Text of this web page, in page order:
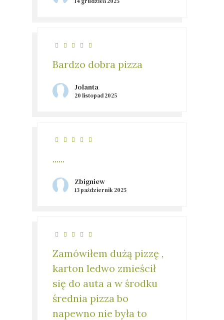
Bardzo dobra pizza
Jolanta
20 listopad 2025
......
Zbigniew
13 październik 2025
Zamówiłem dużą pizzę ,
karton ledwo zmieścił
się do auta a w środku
średnia pizza bo
napewno nie była to